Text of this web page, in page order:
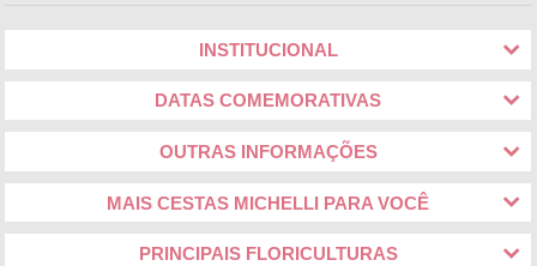
INSTITUCIONAL
DATAS COMEMORATIVAS
OUTRAS INFORMAÇÕES
MAIS CESTAS MICHELLI PARA VOCÊ
PRINCIPAIS FLORICULTURAS